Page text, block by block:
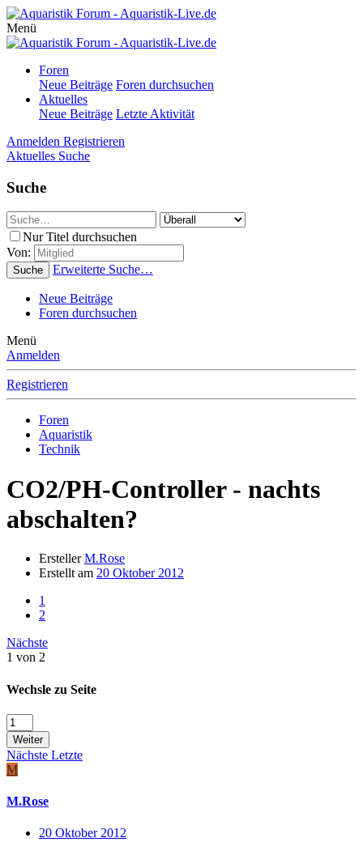
Menü
Foren
Neue Beiträge Foren durchsuchen
Aktuelles
Neue Beiträge Letzte Aktivität
Anmelden Registrieren
Aktuelles Suche
Suche
Nur Titel durchsuchen
Von:
Suche Erweiterte Suche…
Neue Beiträge
Foren durchsuchen
Menü
Anmelden
Registrieren
Foren
Aquaristik
Technik
CO2/PH-Controller - nachts
abschalten?
Ersteller M.Rose
Erstellt am 20 Oktober 2012
1
2
Nächste
1 von 2
Wechsle zu Seite
Weiter
Nächste Letzte
M
M.Rose
20 Oktober 2012